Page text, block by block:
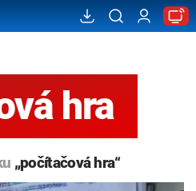
hra
„počítačová hra“